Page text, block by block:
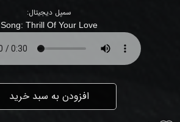
سمپل دیجیتال:
Song:Thrill Of Your Love
افزودن به سبد خرید